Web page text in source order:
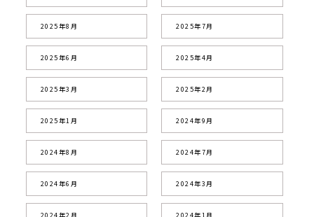
2025年8月 2025年7月
2025年6月 2025年4月
2025年3月 2025年2月
2025年1月 2024年9月
2024年8月 2024年7月
2024年6月 2024年3月
2024年2月 2024年1月